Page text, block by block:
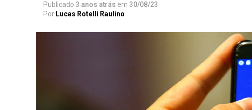
Publicado 3 anos atrás em 30/08/23
Por Lucas Rotelli Raulino